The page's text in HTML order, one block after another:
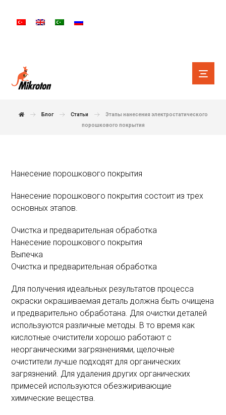
Блог Статьи
Этапы нанесения электростатического
порошкового покрытия
Нанесение порошкового покрытия
Нанесение порошкового покрытия состоит из трех
основных этапов.
Очистка и предварительная обработка
Нанесение порошкового покрытия
Выпечка
Очистка и предварительная обработка
Для получения идеальных результатов процесса
окраски окрашиваемая деталь должна быть очищена
и предварительно обработана. Для очистки деталей
используются различные методы. В то время как
кислотные очистители хорошо работают с
неорганическими загрязнениями, щелочные
очистители лучше подходят для органических
загрязнений. Для удаления других органических
примесей используются обезжиривающие
химические вещества.